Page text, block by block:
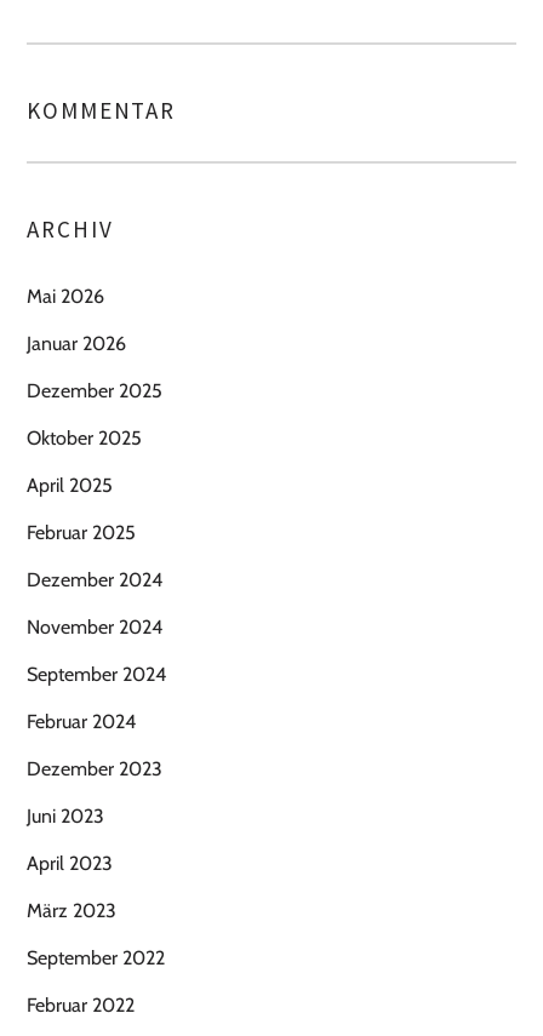
KOMMENTAR
ARCHIV
Mai 2026
Januar 2026
Dezember 2025
Oktober 2025
April 2025
Februar 2025
Dezember 2024
November 2024
September 2024
Februar 2024
Dezember 2023
Juni 2023
April 2023
März 2023
September 2022
Februar 2022